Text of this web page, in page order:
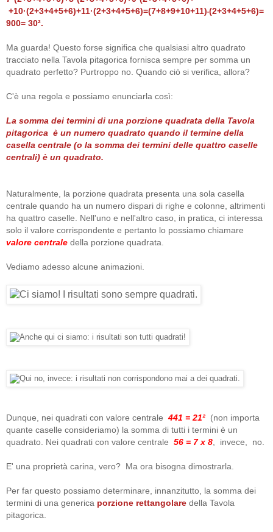
+10·(2+3+4+5+6)+11·(2+3+4+5+6)=(7+8+9+10+11)•(2+3+4+5+6)=
900= 30².
Ma guarda! Questo forse significa che qualsiasi altro quadrato
tracciato nella Tavola pitagorica fornisca sempre per somma un
quadrato perfetto? Purtroppo no. Quando ciò si verifica, allora?
C'è una regola e possiamo enunciarla così:
La somma dei termini di una porzione quadrata della Tavola
pitagorica è un numero quadrato quando il termine della
casella centrale (o la somma dei termini delle quattro caselle
centrali) è un quadrato.
Naturalmente, la porzione quadrata presenta una sola casella
centrale quando ha un numero dispari di righe e colonne, altrimenti
ha quattro caselle. Nell'uno e nell'altro caso, in pratica, ci interessa
solo il valore corrispondente e pertanto lo possiamo chiamare
valore centrale della porzione quadrata.
Vediamo adesso alcune animazioni.
Dunque, nei quadrati con valore centrale 441 = 21² (non importa
quante caselle consideriamo) la somma di tutti i termini è un
quadrato. Nei quadrati con valore centrale 56 = 7 x 8 , invece, no.
E' una proprietà carina, vero? Ma ora bisogna dimostrarla.
Per far questo possiamo determinare, innanzitutto, la somma dei
termini di una generica porzione rettangolare della Tavola
pitagorica.